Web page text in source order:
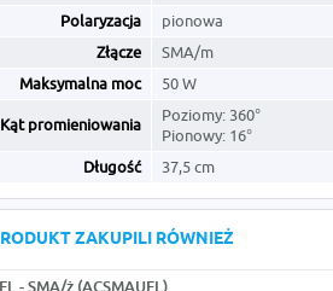
Polaryzacja
pionowa
Złącze
SMA/m
Maksymalna moc
50 W
Kąt promieniowania
Poziomy: 360°
Pionowy: 16°
Długość
37,5 cm
ZAKUPILI RÓWNIEŻ
- SMA/ż (ACSMAUFL)